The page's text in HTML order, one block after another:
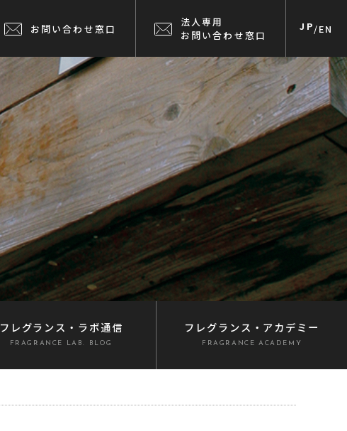
お問い合わせ窓口
法人専用
お問い合わせ窓口
JP/EN
フレグランス ・ラボ通信
FRAGRANCE LAB. BLOG
フレグランス ・アカデミー
FRAGRANCE ACADEMY